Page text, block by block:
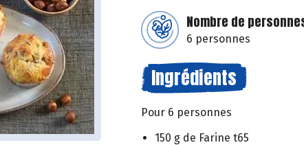
Nombre de
6 personnes
Ingrédients
Pour 6 personnes
150 g de Farine t65